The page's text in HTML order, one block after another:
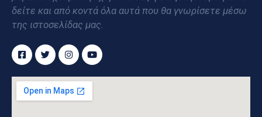
δείτε και από κοντά όλα αυτά που θα γνωρίσετε μέσω
της ιστοσελίδας μας.